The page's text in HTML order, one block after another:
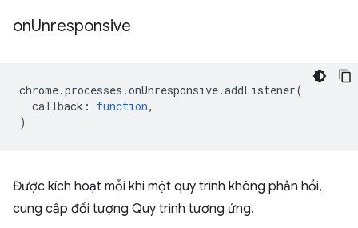
onUnresponsive
chrome.processes .onUnresponsive.addListener(
callback : function,
)
Được kích hoạt mỗi khi một quy trình không phản hồi,
cung cấp đối tượng Quy trình tương ứng.